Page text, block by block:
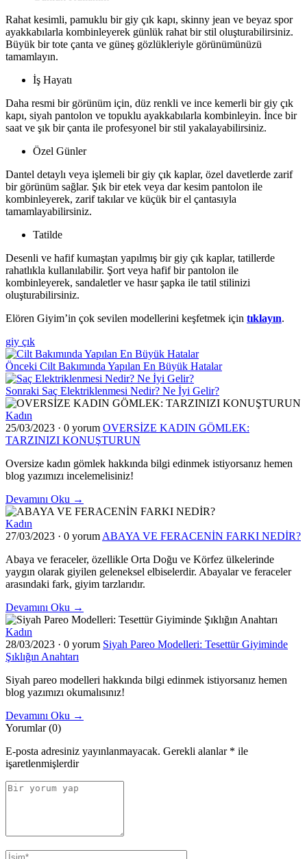
Rahat kesimli, pamuklu bir giy çık kapı, skinny jean ve beyaz spor
ayakkabılarla kombinleyerek günlük rahat bir stil oluşturabilirsiniz.
Büyük bir tote çanta ve güneş gözlükleriyle görünümünüzü
tamamlayın.
İş Hayatı
Daha resmi bir görünüm için, düz renkli ve ince kemerli bir giy çık
kapı, siyah pantolon ve topuklu ayakkabılarla kombinleyin. İnce bir
saat ve şık bir çanta ile profesyonel bir stil yakalayabilirsiniz.
Özel Günler
Dantel detaylı veya işlemeli bir giy çık kaplar, özel davetlerde zarif
bir görünüm sağlar. Şık bir etek veya dar kesim pantolon ile
kombinleyerek, zarif takılar ve küçük bir el çantasıyla
tamamlayabilirsiniz.
Tatilde
Desenli ve hafif kumaştan yapılmış bir giy çık kaplar, tatillerde
rahatlıkla kullanılabilir. Şort veya hafif bir pantolon ile
kombinleyerek, sandaletler ve hasır şapka ile tatil stilinizi
oluşturabilirsiniz.
Elören Giyim’in çok sevilen modellerini keşfetmek için tıklayın.
giy çık
Önceki Cilt Bakımında Yapılan En Büyük Hatalar
Sonraki Saç Elektriklenmesi Nedir? Ne İyi Gelir?
Kadın
25/03/2023 · 0 yorum OVERSİZE KADIN GÖMLEK:
TARZINIZI KONUŞTURUN
Oversize kadın gömlek hakkında bilgi edinmek istiyorsanız hemen
blog yazımızı incelemelisiniz!
Devamını Oku →
Kadın
27/03/2023 · 0 yorum ABAYA VE FERACENİN FARKI NEDİR?
Abaya ve feraceler, özellikle Orta Doğu ve Körfez ülkelerinde
yaygın olarak giyilen geleneksel elbiselerdir. Abayalar ve feraceler
arasındaki fark, giyim tarzlarıdır.
Devamını Oku →
Kadın
28/03/2023 · 0 yorum Siyah Pareo Modelleri: Tesettür Giyiminde
Şıklığın Anahtarı
Siyah pareo modelleri hakkında bilgi edinmek istiyorsanız hemen
blog yazımızı okumalısınız!
Devamını Oku →
Yorumlar (0)
E-posta adresiniz yayınlanmayacak. Gerekli alanlar * ile
işaretlenmişlerdir